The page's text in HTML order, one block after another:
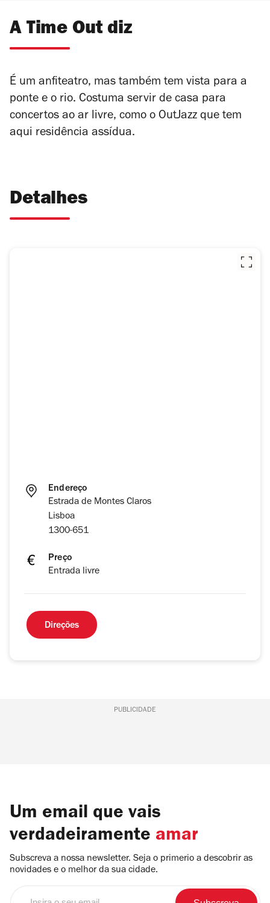
A Time Out diz
É um anfiteatro, mas também tem vista para a
ponte e o rio. Costuma servir de casa para
concertos ao ar livre, como o OutJazz que tem
aqui residência assídua.
Detalhes
Endereço
Estrada de Montes Claros
Lisboa
1300-651
Preço
Entrada livre
Direções
PUBLICIDADE
Um email que vais
verdadeiramente amar
Subscreva a nossa newsletter. Seja o primerio a descobrir as
novidades e o melhor da sua cidade.